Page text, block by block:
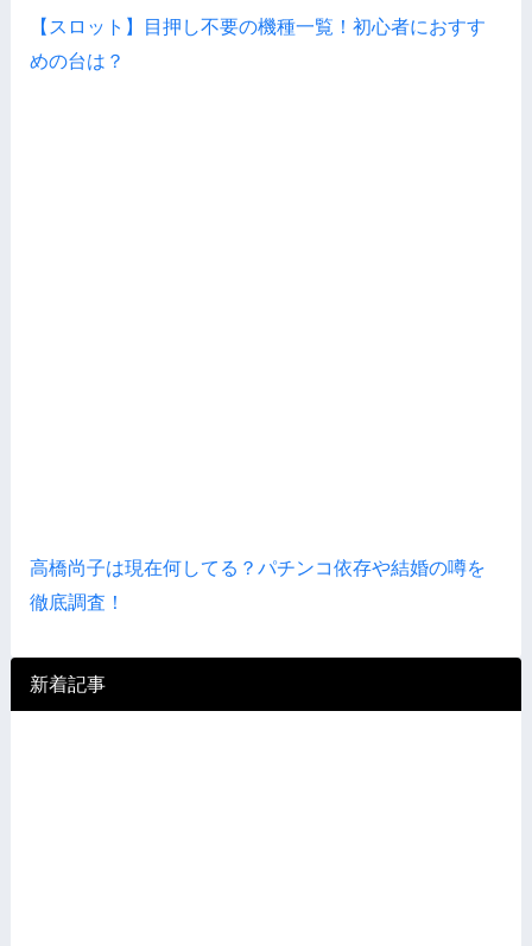
【スロット】目押し不要の機種一覧！初心者におすす
めの台は？
高橋尚子は現在何してる？パチンコ依存や結婚の噂を
徹底調査！
新着記事